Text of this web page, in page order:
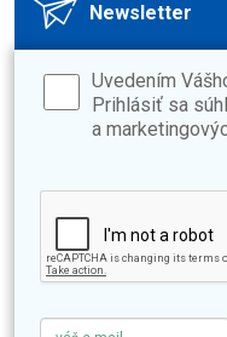
Newsletter
Uvedením
Prihlásiť sa
a